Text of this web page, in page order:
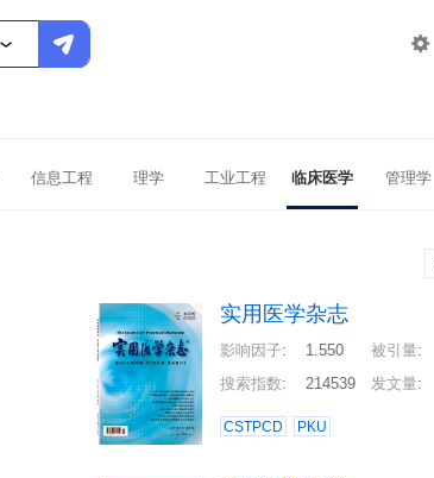

信息工程 理学 工业工程 临床医学 管理学
实用医学杂志
影响因子: 1.550 被引量:
搜索指数: 214539 发文量:
CSTPCD PKU